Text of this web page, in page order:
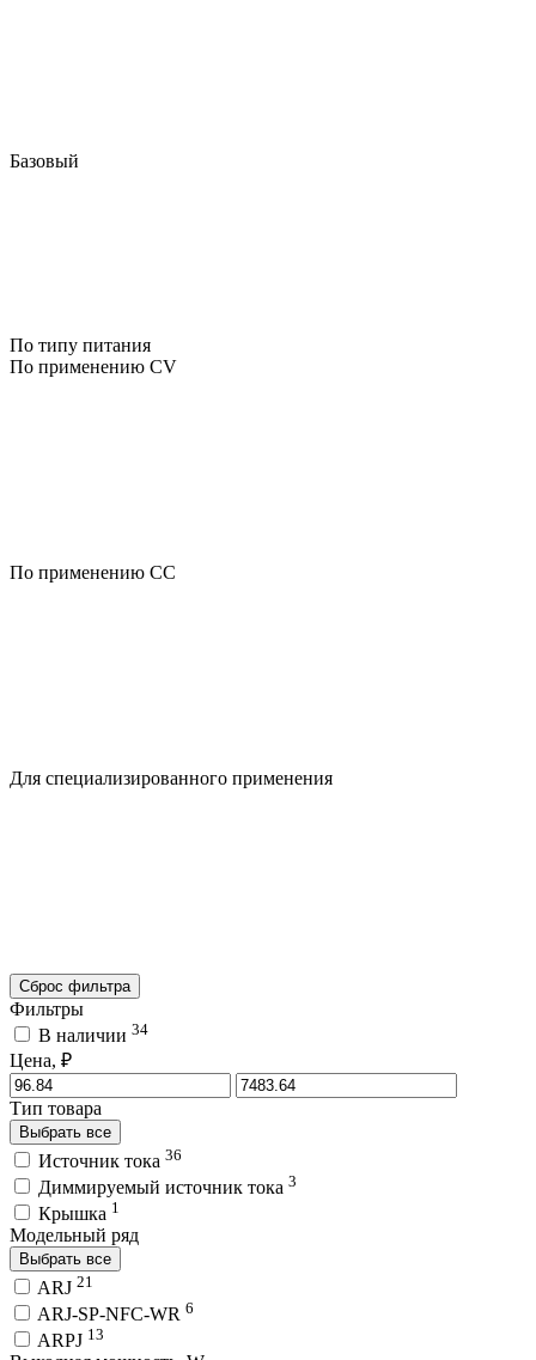
Базовый
По типу питания
По применению CV
По применению CC
Для специализированного применения
Сброс фильтра
Фильтры
В наличии 34
Цена, ₽
Тип товара
Выбрать все
Источник тока 36
Диммируемый источник тока 3
Крышка 1
Модельный ряд
Выбрать все
ARJ 21
ARJ-SP-NFC-WR 6
ARPJ 13